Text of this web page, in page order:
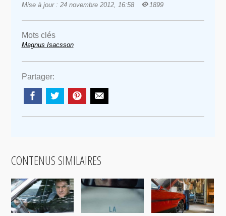
Mise à jour : 24 novembre 2012, 16:58
1899
Mots clés
Magnus Isacsson
Partager:
CONTENUS SIMILAIRES